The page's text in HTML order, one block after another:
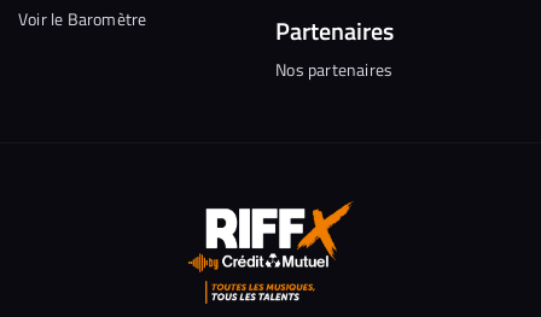
Voir le Baromètre Partenaires
Nos partenaires